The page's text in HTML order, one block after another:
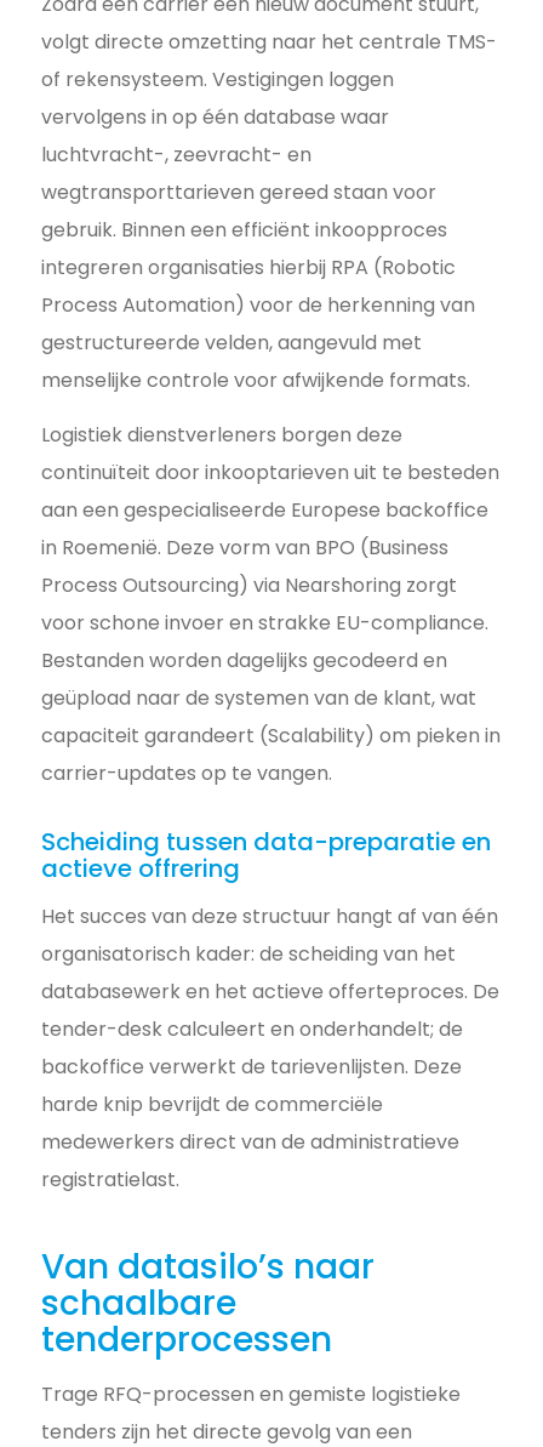
volgt directe omzetting naar het centrale TMS-
of rekensysteem. Vestigingen loggen
vervolgens in op één database waar
luchtvracht-, zeevracht- en
wegtransporttarieven gereed staan voor
gebruik. Binnen een efficiënt inkoopproces
integreren organisaties hierbij RPA (Robotic
Process Automation) voor de herkenning van
gestructureerde velden, aangevuld met
menselijke controle voor afwijkende formats.
Logistiek dienstverleners borgen deze
continuïteit door inkooptarieven uit te besteden
aan een gespecialiseerde Europese backoffice
in Roemenië. Deze vorm van BPO (Business
Process Outsourcing) via Nearshoring zorgt
voor schone invoer en strakke EU-compliance.
Bestanden worden dagelijks gecodeerd en
geüpload naar de systemen van de klant, wat
capaciteit garandeert (Scalability) om pieken in
carrier-updates op te vangen.
Scheiding tussen data-preparatie en
actieve offrering
Het succes van deze structuur hangt af van één
organisatorisch kader: de scheiding van het
databasewerk en het actieve offerteproces. De
tender-desk calculeert en onderhandelt; de
backoffice verwerkt de tarievenlijsten. Deze
harde knip bevrijdt de commerciële
medewerkers direct van de administratieve
registratielast.
Van datasilo’s naar
schaalbare
tenderprocessen
Trage RFQ-processen en gemiste logistieke
tenders zijn het directe gevolg van een